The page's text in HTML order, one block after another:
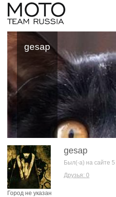
gesap
Город не указан
gesap
Был(-а) на сайте
Друзья: 0